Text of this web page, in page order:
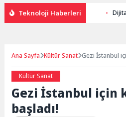
Teknoloji Haberleri
Ana Sayfa Kültür Sanat Gezi İstanbul
Kültür Sanat
Gezi İstanbul için
başladı!